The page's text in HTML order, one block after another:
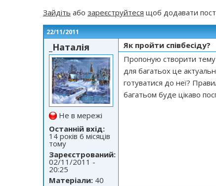
Зайдіть або зареєструйтеся щоб додавати
22/11/2011
_Наталія
Не в мережі
Останній вхід:
14 років 6 місяців
тому
Зареєстрований:
02/11/2011 -
20:25
Матеріали: 40
Як пройти співбесіду?
Пропоную створити
для багатьох це
готуватися до неї?
багатьом буде цікаво